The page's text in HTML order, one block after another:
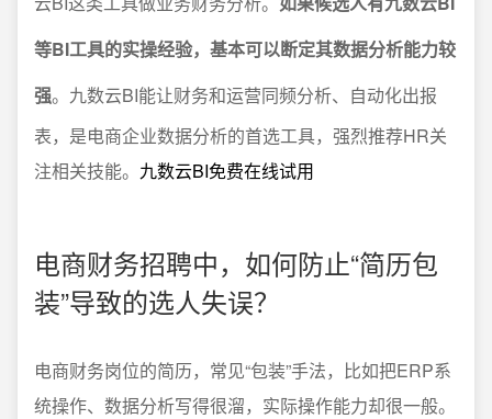
等BI工具的实操经验，基本可以断定其数据分析能力较
强。九数云BI能让财务和运营同频分析、自动化出报
表，是电商企业数据分析的首选工具，强烈推荐HR关
注相关技能。 九数云BI免费在线试用
电商财务招聘中，如何防止“简历包
装”导致的选人失误？
电商财务岗位的简历，常见“包装”手法，比如把ERP系
统操作、数据分析写得很溜，实际操作能力却很一般。